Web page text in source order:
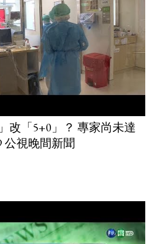
改「5+0」？ 專家尚未達
公視晚間新聞